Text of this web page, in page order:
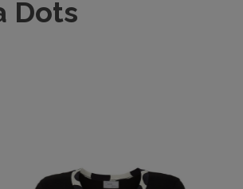
Dots